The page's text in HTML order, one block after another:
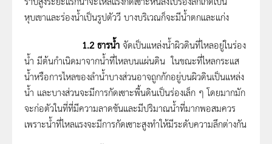
หุบเขาและร่องน้ำเป็นรูปตัววี บางบริเวณก็จะมีน้ำตกและแก่ง
1.2 ธารน้ำ จัดเป็นแหล่งน้ำผิวดินที่ไหลอยู่ในร่อง
น้ำ มีต้นกำเนิดมาจากน้ำที่ไหลบนแผ่นดิน ในขณะที่ไหลกระแส
น้ำหรือการไหลของลำน้ำบางส่วนอาจถูกกักอยู่บนผิวดินเป็นแหล่ง
น้ำ และบางส่วนจะมีการกัดเซาะพื้นดินเป็นร่องเล็ก ๆ โดยมากมัก
จะก่อตัวในที่ที่มีความลาดชันและมีปริมาณน้ำที่มากพอสมควร
เพราะน้ำที่ไหลแรงจะมีการกัดเซาะสูงทำให้มีระดับความลึกต่างกัน